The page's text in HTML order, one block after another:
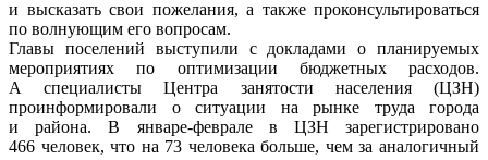
и высказать свои пожелания, а также проконсультироваться
по волнующим его вопросам.
Главы поселений выступили с докладами о планируемых
мероприятиях по оптимизации бюджетных расходов.
А специалисты Центра занятости населения (ЦЗН)
проинформировали о ситуации на рынке труда города
и района. В январе-феврале в ЦЗН зарегистрировано
466 человек, что на 73 человека больше, чем за аналогичный